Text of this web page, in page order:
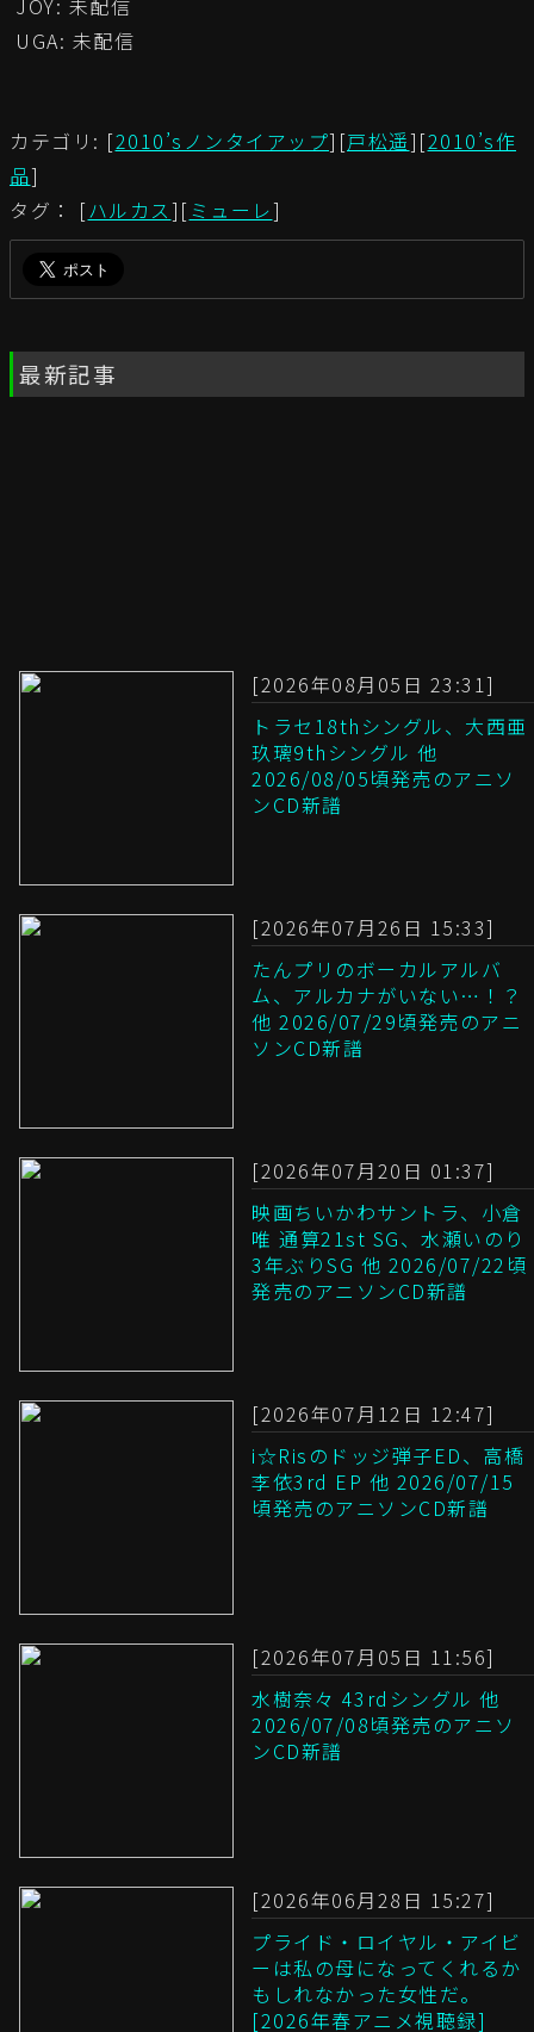
JOY: 未配信
UGA: 未配信
カテゴリ: [2010’sノンタイアップ][戸松遥][2010’s作
品]
タグ： [ハルカス][ミューレ]
最新記事
[2026年08月05日 23:31]
トラセ18thシングル、大西亜
玖璃9thシングル 他
2026/08/05頃発売のアニソ
ンCD新譜
[2026年07月26日 15:33]
たんプリのボーカルアルバ
ム、アルカナがいない…！？
他 2026/07/29頃発売のアニ
ソンCD新譜
[2026年07月20日 01:37]
映画ちいかわサントラ、小倉
唯 通算21st SG、水瀬いのり
3年ぶりSG 他 2026/07/22頃
発売のアニソンCD新譜
[2026年07月12日 12:47]
i☆Risのドッジ弾子ED、高橋
李依3rd EP 他 2026/07/15
頃発売のアニソンCD新譜
[2026年07月05日 11:56]
水樹奈々 43rdシングル 他
2026/07/08頃発売のアニソ
ンCD新譜
[2026年06月28日 15:27]
プライド・ロイヤル・アイビ
ーは私の母になってくれるか
もしれなかった女性だ。
[2026年春アニメ視聴録]